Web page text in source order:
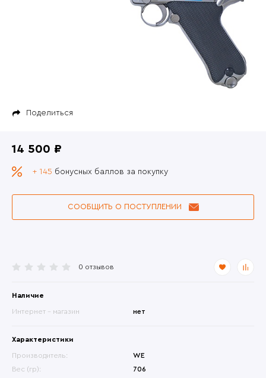
Поделиться
0 отзывов
Наличие
Интернет - магазин нет
Характеристики
Производитель:
WE
Вес (гр):
706
14 500 ₽
+ 145 бонусных баллов за покупку
СООБЩИТЬ О ПОСТУПЛЕНИИ